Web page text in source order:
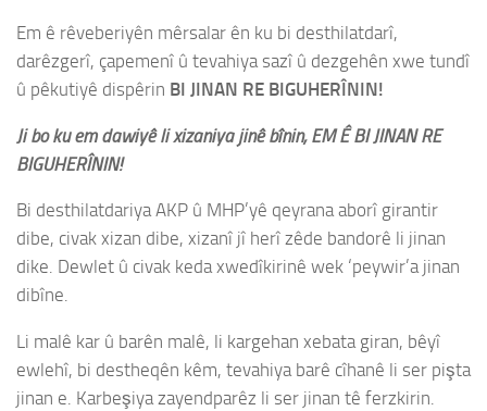
Em ê rêveberiyên mêrsalar ên ku bi desthilatdarî,
darêzgerî, çapemenî û tevahiya sazî û dezgehên xwe tundî
û pêkutiyê dispêrin BI JINAN RE BIGUHERÎNIN!
Ji bo ku em dawiyê li xizaniya jinê bînin, EM Ê BI JINAN RE
BIGUHERÎNIN!
Bi desthilatdariya AKP û MHP’yê qeyrana aborî girantir
dibe, civak xizan dibe, xizanî jî herî zêde bandorê li jinan
dike. Dewlet û civak keda xwedîkirinê wek ‘peywir’a jinan
dibîne.
Li malê kar û barên malê, li kargehan xebata giran, bêyî
ewlehî, bi destheqên kêm, tevahiya barê cîhanê li ser pişta
jinan e. Karbeşiya zayendparêz li ser jinan tê ferzkirin.